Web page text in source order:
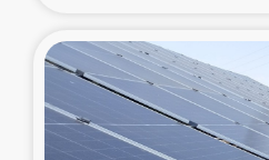
スリランカ南部
スリランカの南北女性をつな
ジェク